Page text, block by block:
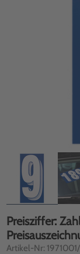
Preisziffer:
Artikel-Nr: